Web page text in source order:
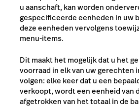
u aanschaft, kan worden
gespecificeerde eenheden in uw
deze eenheden vervolgens
menu-items.
Dit maakt het mogelijk dat u het
voorraad in elk van uw gerechten
volgen: elke keer dat u een
verkoopt, wordt een eenheid van
afgetrokken van het totaal in de